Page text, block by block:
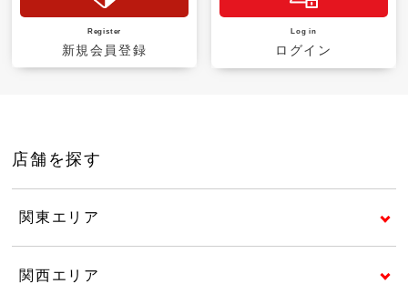
Register
新規会員登録
Log in
ログイン
店舗を探す
関東エリア
関西エリア